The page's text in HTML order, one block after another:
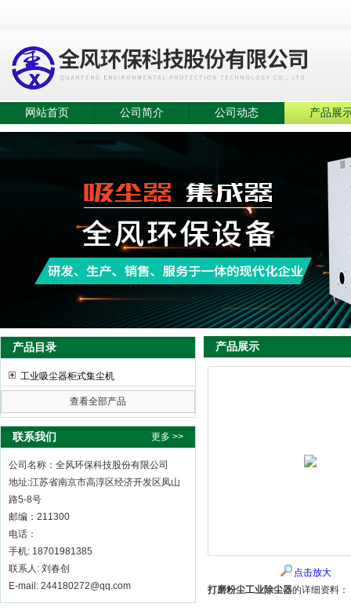
网站首页 公司简介 公司动态 产品展
产品目录
工业吸尘器柜式集尘机
查看全部产品
联系我们 更多 >>
公司名称：全风环保科技股份有限公司
地址:江苏省南京市高淳区经济开发区凤山
路5-8号
邮编：211300
电话：
手机: 18701981385
联系人: 刘春创
E-mail: 244180272@qq.com
产品展示
点击放大
打磨粉尘工业除尘器的详细资料：